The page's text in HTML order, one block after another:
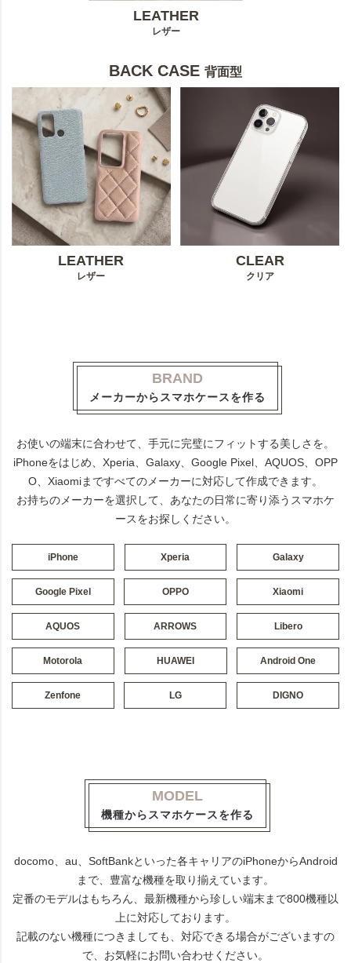
LEATHER
レザー
BACK CASE 背面型
LEATHER
レザー
CLEAR
クリア
BRAND
メーカーからスマホケースを作る
お使いの端末に合わせて、手元に完璧にフィットする美しさを。
iPhoneをはじめ、Xperia、Galaxy、Google Pixel、AQUOS、OPP
O、Xiaomiまですべてのメーカーに対応して作成できます。
お持ちのメーカーを選択して、あなたの日常に寄り添うスマホケ
ースをお探しください。
iPhone Xperia Galaxy
Google Pixel OPPO Xiaomi
AQUOS ARROWS Libero
Motorola HUAWEI Android One
Zenfone LG DIGNO
MODEL
機種からスマホケースを作る
docomo、au、SoftBankといった各キャリアのiPhoneからAndroid
まで、豊富な機種を取り揃えています。
定番のモデルはもちろん、最新機種から珍しい端末まで800機種以
上に対応しております。
記載のない機種につきましても、対応できる場合がございますの
で、お気軽にお問い合わせください。